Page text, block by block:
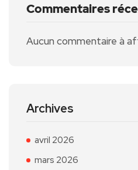
Commentaires
Aucun commentaire à
Archives
avril 2026
mars 2026